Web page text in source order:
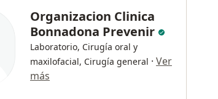
Organizacion Clinica
Bonnadona Prevenir
Laboratorio, Cirugía oral y
maxilofacial, Cirugía general · Ver
más